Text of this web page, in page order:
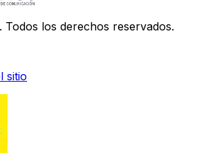
. Todos los derechos reservados.
sitio